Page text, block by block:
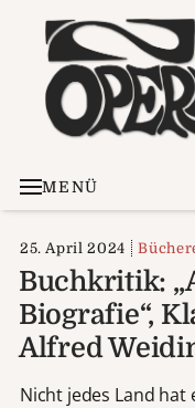
MENÜ
25. April 2024
Buchkritik:
Biografie“,
Alfred
Nicht jedes Land